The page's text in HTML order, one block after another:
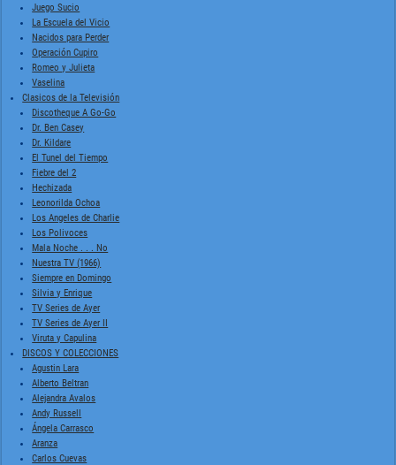
Juego Sucio
La Escuela del Vicio
Nacidos para Perder
Operación Cupiro
Romeo y Julieta
Vaselina
Clasicos de la Televisión
Discotheque A Go-Go
Dr. Ben Casey
Dr. Kildare
El Tunel del Tiempo
Fiebre del 2
Hechizada
Leonorilda Ochoa
Los Angeles de Charlie
Los Polivoces
Mala Noche . . . No
Nuestra TV (1966)
Siempre en Domingo
Silvia y Enrique
TV Series de Ayer
TV Series de Ayer II
Viruta y Capulina
DISCOS Y COLECCIONES
Agustin Lara
Alberto Beltran
Alejandra Avalos
Andy Russell
Ángela Carrasco
Aranza
Carlos Cuevas